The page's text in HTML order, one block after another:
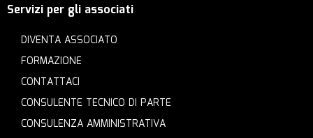
Servizi per gli associati
DIVENTA ASSOCIATO
FORMAZIONE
CONTATTACI
CONSULENTE TECNICO DI PARTE
CONSULENZA AMMINISTRATIVA